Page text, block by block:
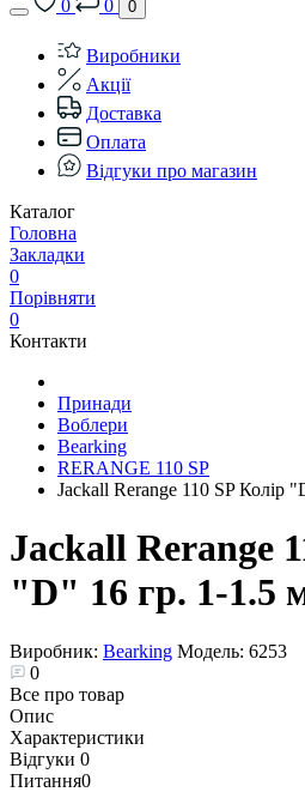
0
0 0
Виробники
Акції
Доставка
Оплата
Відгуки про магазин
Каталог
Головна
Закладки
0
Порівняти
0
Контакти
Принади
Воблери
Bearking
RERANGE 110 SP
Jackall Rerange 110 SP Колір
Jackall Rerange
"D" 16 гр. 1-1.5
Виробник: Bearking Модель: 6253
0
Все про товар
Опис
Характеристики
Відгуки 0
Питання0